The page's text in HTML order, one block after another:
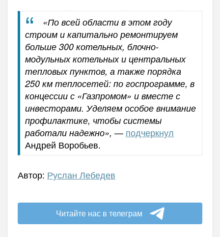
«По всей области в этом году
строим и капитально ремонтируем
больше 300 котельных, блочно-
модульных котельных и центральных
тепловых пунктов, а также порядка
250 км теплосетей: по госпрограмме, в
концессии с «Газпромом» и вместе с
инвесторами. Уделяем особое внимание
профилактике, чтобы системы
работали надежно», — подчеркнул
Андрей Воробьев.
Автор: Руслан Лебедев
Читайте нас в телеграм